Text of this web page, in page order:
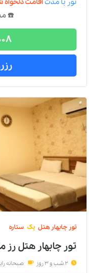
تور با مدتاقامت دلخواه
☎️
تور چابهار هتل یک ستاره
تور چابهار هتل رز
2 شب و 3 روز صبحانه